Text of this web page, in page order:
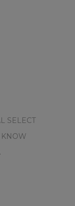
SELECT
KNOW